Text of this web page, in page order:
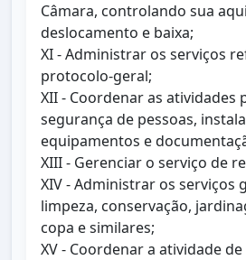
Câmara, controlando sua
deslocamento e baixa;
XI - Administrar os serviços
protocolo-geral;
XII - Coordenar as atividades
segurança de pessoas,
equipamentos e
XIII - Gerenciar o serviço de
XIV - Administrar os serviços
limpeza, conservação,
copa e similares;
XV - Coordenar a atividade